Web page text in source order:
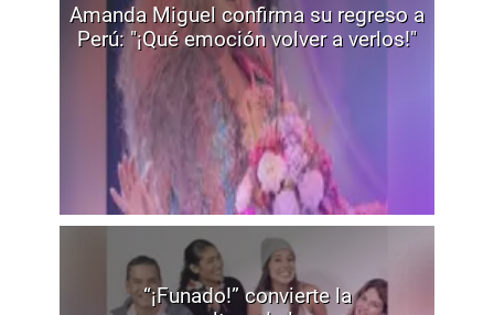
Amanda Miguel confirma su regreso a
Perú: "¡Qué emoción volver a verlos!"
“¡Funado!” convierte la